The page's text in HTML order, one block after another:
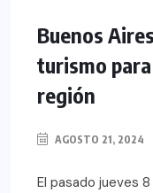
Buenos
turismo
región
AGOSTO 21, 2024
El pasado jueves